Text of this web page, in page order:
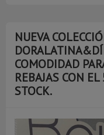
NUEVA
COMODIDAD
REBAJAS CON
STOCK.